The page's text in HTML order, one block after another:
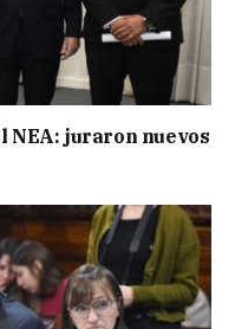
NEA: juraron nuevos